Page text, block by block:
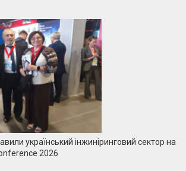
український інжиніринговий сектор на
2026